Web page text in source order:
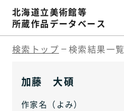
北海道立美術館等
所蔵作品データベース
検索トップ 検索結果一覧
加藤 大碩
作家名（よみ）